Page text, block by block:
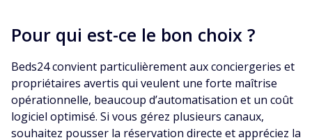
Pour qui est-ce le bon choix ?
Beds24 convient particulièrement aux conciergeries et
propriétaires avertis qui veulent une forte maîtrise
opérationnelle, beaucoup d’automatisation et un coût
logiciel optimisé. Si vous gérez plusieurs canaux,
souhaitez pousser la réservation directe et appréciez la